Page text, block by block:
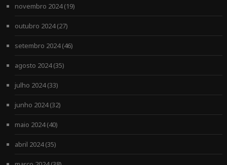
novembro 2024(19)
outubro 2024(27)
setembro 2024(46)
agosto 2024(35)
julho 2024(33)
junho 2024(32)
maio 2024(40)
abril 2024(35)